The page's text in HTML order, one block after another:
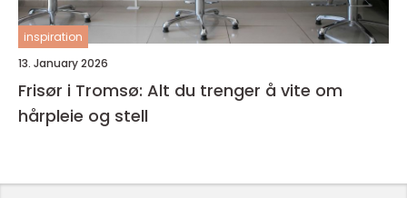
inspiration
13. January 2026
Frisør i Tromsø: Alt du trenger å vite om
hårpleie og stell